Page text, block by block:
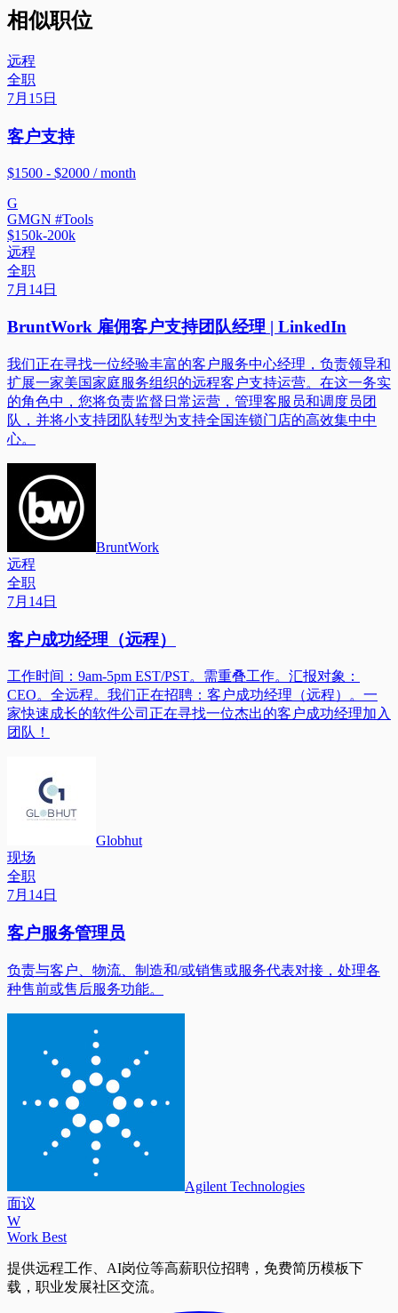
相似职位
远程
全职
7月15日
客户支持
$1500 - $2000 / month
G
GMGN #Tools
$150k-200k
远程
全职
7月14日
BruntWork 雇佣客户支持团队经理 | LinkedIn
我们正在寻找一位经验丰富的客户服务中心经理，负责领导和
扩展一家美国家庭服务组织的远程客户支持运营。在这一务实
的角色中，您将负责监督日常运营，管理客服员和调度员团
队，并将小支持团队转型为支持全国连锁门店的高效集中中
心。
BruntWork
远程
全职
7月14日
客户成功经理（远程）
工作时间：9am-5pm EST/PST。需重叠工作。汇报对象：
CEO。全远程。我们正在招聘：客户成功经理（远程）。一
家快速成长的软件公司正在寻找一位杰出的客户成功经理加入
团队！
Globhut
现场
全职
7月14日
客户服务管理员
负责与客户、物流、制造和/或销售或服务代表对接，处理各
种售前或售后服务功能。
Agilent Technologies
面议
W
Work Best
提供远程工作、AI岗位等高薪职位招聘，免费简历模板下
载，职业发展社区交流。